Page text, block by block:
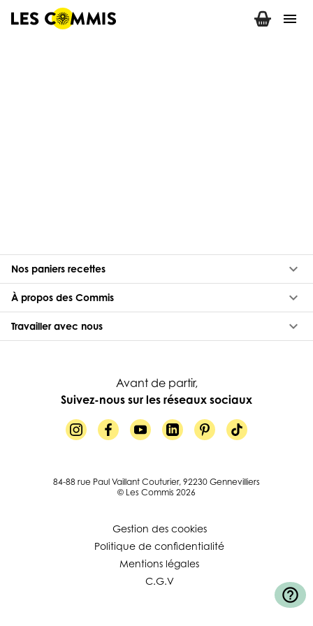
menu
Nos paniers recettes keyboard_arrow_down
À propos des Commis keyboard_arrow_down
Travailler avec nous keyboard_arrow_down
Avant de partir,
Suivez-nous sur les réseaux sociaux
84-88 rue Paul Vaillant Couturier, 92230 Gennevilliers
© Les Commis 2026
Gestion des cookies
Politique de confidentialité
Mentions légales
C.G.V
help_outline